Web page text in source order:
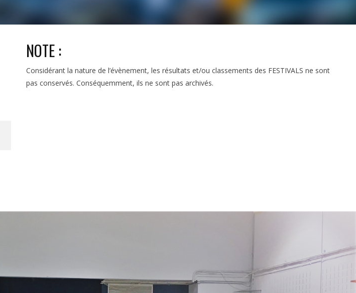
NOTE :
Considérant la nature de l’évènement, les résultats et/ou classements des FESTIVALS ne sont
pas conservés. Conséquemment, ils ne sont pas archivés.